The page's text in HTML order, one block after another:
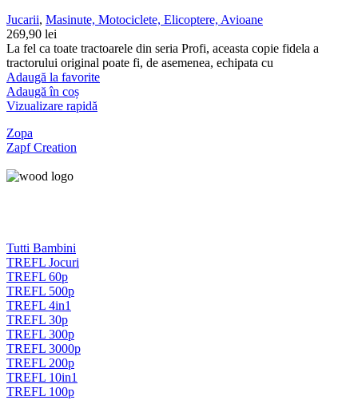
Jucarii, Masinute, Motociclete, Elicoptere, Avioane
269,90 lei
La fel ca toate tractoarele din seria Profi, aceasta copie fidela a
tractorului original poate fi, de asemenea, echipata cu
Adaugă la favorite
Adaugă în coș
Vizualizare rapidă
Zopa
Zapf Creation
Tutti Bambini
TREFL Jocuri
TREFL 60p
TREFL 500p
TREFL 4in1
TREFL 30p
TREFL 300p
TREFL 3000p
TREFL 200p
TREFL 10in1
TREFL 100p